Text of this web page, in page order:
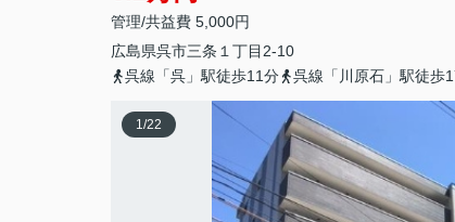
管理/共益費 5,000円
広島県呉市三条 １丁目2-10
呉線「呉」駅徒歩11分
呉線「川原石」駅徒歩
1/22